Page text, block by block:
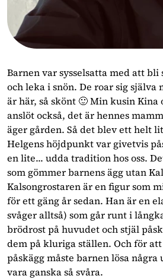
Barnen var sysselsatta med att
och leka i snön. De roar sig
är här, så skönt 🙂 Min kusin Kina
anslöt också, det är hennes
äger gården. Så det blev ett helt
Helgens höjdpunkt var givetvis
en lite... udda tradition hos oss.
som gömmer barnens ägg utan
Kalsongrostaren är en figur som
för ett gäng år sedan. Han är en
svåger alltså) som går runt i
brödrost på huvudet och stjäl
dem på kluriga ställen. Och för
påskägg måste barnen lösa
vara ganska så svåra.